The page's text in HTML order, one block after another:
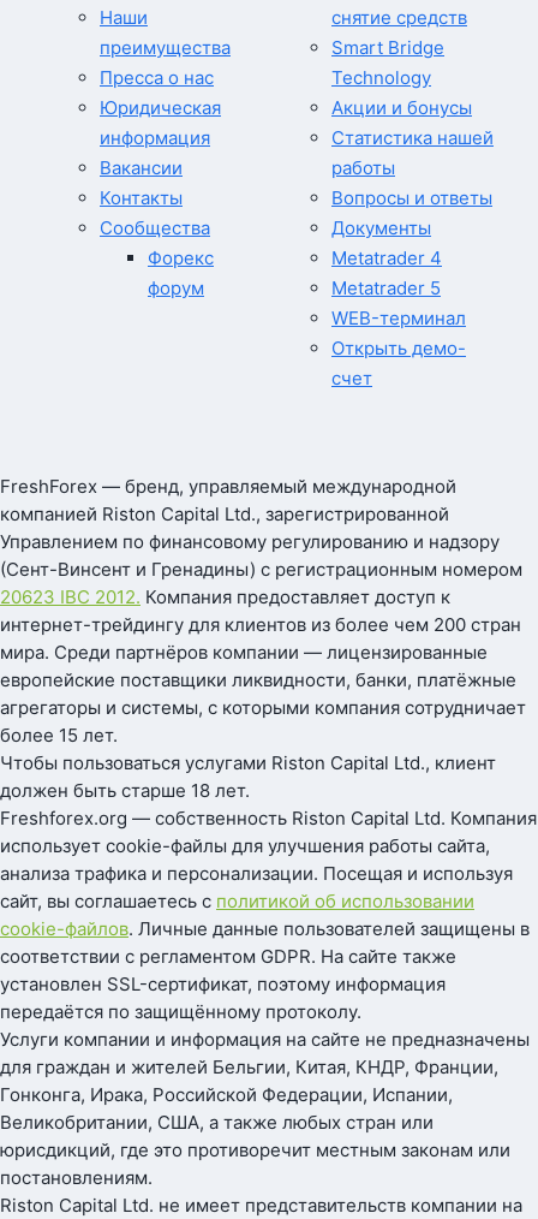
Наши
преимущества
Пресса о нас
Юридическая
информация
Вакансии
Контакты
Сообщества
Форекс
форум
снятие средств
Smart Bridge
Technology
Акции и бонусы
Статистика нашей
работы
Вопросы и ответы
Документы
Metatrader 4
Metatrader 5
WEB-терминал
Открыть демо-
счет
FreshForex — бренд, управляемый международной
компанией Riston Capital Ltd., зарегистрированной
Управлением по финансовому регулированию и надзору
(Сент-Винсент и Гренадины) с регистрационным номером
20623 IBC 2012. Компания предоставляет доступ к
интернет-трейдингу для клиентов из более чем 200 стран
мира. Среди партнёров компании — лицензированные
европейские поставщики ликвидности, банки, платёжные
агрегаторы и системы, с которыми компания сотрудничает
более 15 лет.
Чтобы пользоваться услугами Riston Capital Ltd., клиент
должен быть старше 18 лет.
Freshforex.org — собственность Riston Capital Ltd. Компания
использует cookie-файлы для улучшения работы сайта,
анализа трафика и персонализации. Посещая и используя
сайт, вы соглашаетесь с политикой об использовании
cookie-файлов. Личные данные пользователей защищены в
соответствии с регламентом GDPR. На сайте также
установлен SSL-сертификат, поэтому информация
передаётся по защищённому протоколу.
Услуги компании и информация на сайте не предназначены
для граждан и жителей Бельгии, Китая, КНДР, Франции,
Гонконга, Ирака, Российской Федерации, Испании,
Великобритании, США, а также любых стран или
юрисдикций, где это противоречит местным законам или
постановлениям.
Riston Capital Ltd. не имеет представительств компании на